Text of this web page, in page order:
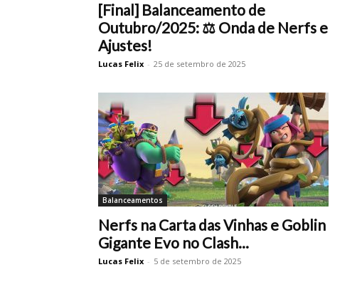
[Final] Balanceamento de
Outubro/2025: ⚖️ Onda de Nerfs e
Ajustes!
Lucas Felix - 25 de setembro de 2025
Balanceamentos
Nerfs na Carta das Vinhas e Goblin
Gigante Evo no Clash...
Lucas Felix - 5 de setembro de 2025